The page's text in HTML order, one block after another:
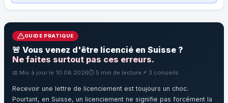
GUIDE PRATIQUE
🚨 Vous venez d'être licencié en Suisse ?
Ne faites surtout pas ces erreurs.
📅 Mis à jour le 10.08.2026⏱️ 5 min de lecture 📌 3 conseils
Recevoir une lettre de licenciement est toujours un choc.
Pourtant, en Suisse, un licenciement ne signifie pas forcément la